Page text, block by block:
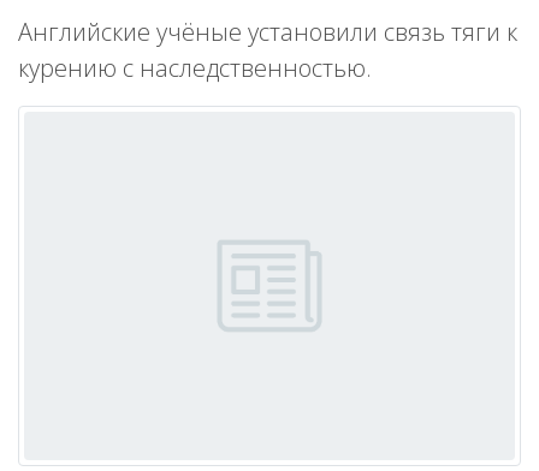
Английские учёные установили связь тяги к
курению с наследственностью.